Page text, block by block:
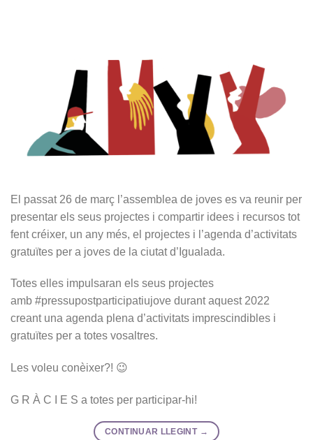
El passat 26 de març l’assemblea de joves es va reunir per
presentar els seus projectes i compartir idees i recursos tot
fent créixer, un any més, el projectes i l’agenda d’activitats
gratuïtes per a joves de la ciutat d’Igualada.
Totes elles impulsaran els seus projectes
amb #pressupostparticipatiujove durant aquest 2022
creant una agenda plena d’activitats imprescindibles i
gratuïtes per a totes vosaltres.
Les voleu conèixer?! 😉
G R À C I E S a totes per participar-hi!
CONTINUAR LLEGINT →